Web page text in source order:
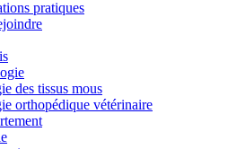
pratiques
des tissus mous
orthopédique vétérinaire